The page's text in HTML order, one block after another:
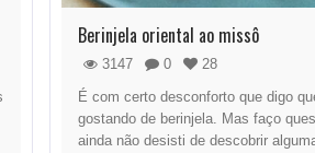
Berinjela oriental ao missô
3147 0
28
É com certo desconforto que digo
gostando de berinjela. Mas faço
ainda não desisti de descobrir